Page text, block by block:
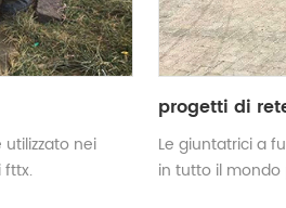
nei
fttx.
progetti di
Le giuntatrici a
in tutto il